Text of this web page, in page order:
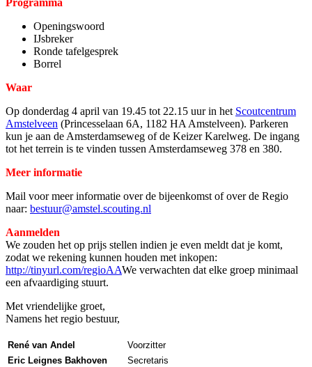
Programma
Openingswoord
IJsbreker
Ronde tafelgesprek
Borrel
Waar
Op donderdag 4 april van 19.45 tot 22.15 uur in het Scoutcentrum
Amstelveen (Princesselaan 6A, 1182 HA Amstelveen). Parkeren
kun je aan de Amsterdamseweg of de Keizer Karelweg. De ingang
tot het terrein is te vinden tussen Amsterdamseweg 378 en 380.
Meer informatie
Mail voor meer informatie over de bijeenkomst of over de Regio
naar: bestuur@amstel.scouting.nl
Aanmelden
We zouden het op prijs stellen indien je even meldt dat je komt,
zodat we rekening kunnen houden met inkopen:
http://tinyurl.com/regioAAWe verwachten dat elke groep minimaal
een afvaardiging stuurt.
Met vriendelijke groet,
Namens het regio bestuur,
René van Andel
Voorzitter
Eric Leignes Bakhoven
Secretaris